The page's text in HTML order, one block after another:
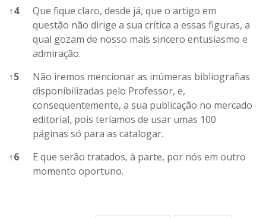
↑4
Que fique claro, desde já, que o artigo em
questão não dirige a sua crítica a essas figuras, a
qual gozam de nosso mais sincero entusiasmo e
admiração.
↑5
Não iremos mencionar as inúmeras bibliografias
disponibilizadas pelo Professor, e,
consequentemente, a sua publicação no mercado
editorial, pois teríamos de usar umas 100
páginas só para as catalogar.
↑6
E que serão tratados, à parte, por nós em outro
momento oportuno.